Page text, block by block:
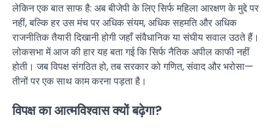
लेकिन एक बात साफ है: अब बीजेपी के लिए सिर्फ महिला आरक्षण के मुद्दे पर
नहीं, बल्कि हर उस मंच पर अधिक संयम, अधिक सहमति और अधिक
राजनीतिक तैयारी दिखानी होगी जहाँ संवैधानिक या संघीय सवाल उठते हैं।
लोकसभा में आज की हार यह बता गई कि सिर्फ नैतिक अपील काफी नहीं
होती। जब विपक्ष संगठित हो, तब सरकार को गणित, संवाद और भरोसा—
तीनों पर एक साथ काम करना पड़ता है।
विपक्ष का आत्मविश्वास क्यों बढ़ेगा?